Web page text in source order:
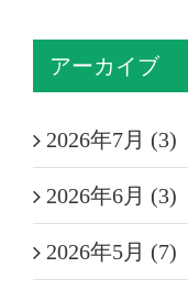
アーカイブ
2026年7月 (3)
2026年6月 (3)
2026年5月 (7)